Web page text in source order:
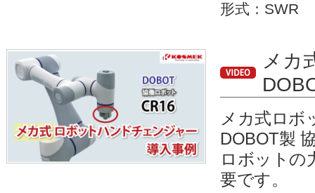
形式：SWR
メカ
メカ式ロボ
DOBOT製
ロボットの
要です。